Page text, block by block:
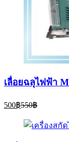
เลื่อยฉลุไฟฟ้า
500฿Current
price
is:
500฿.
550฿
was:
550฿.